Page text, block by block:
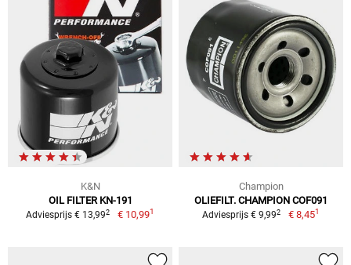
K&N
OIL FILTER KN-191
Adviesprijs € 13,992 € 10,991
Champion
OLIEFILT. CHAMPION COF091
Adviesprijs € 9,992 € 8,451